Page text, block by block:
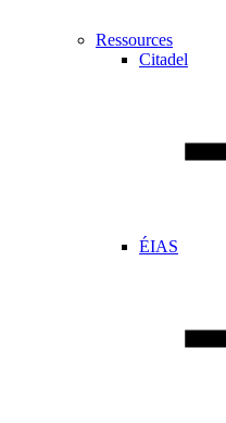
Ressources
Citadel
ÉIAS